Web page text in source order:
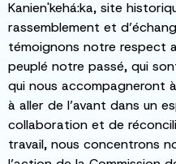
Kanien'kehá:ka, site
rassemblement et
témoignons notre respect
peuplé notre passé, qui
qui nous accompagneront
à aller de l’avant dans un
collaboration et de
travail, nous concentrons